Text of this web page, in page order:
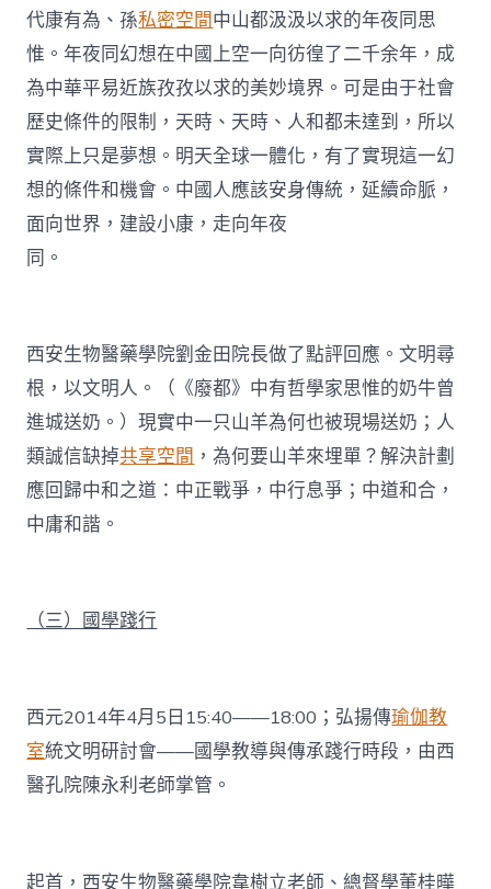
代康有為、孫私密空間中山都汲汲以求的年夜同思
惟。年夜同幻想在中國上空一向彷徨了二千余年，成
為中華平易近族孜孜以求的美妙境界。可是由于社會
歷史條件的限制，天時、天時、人和都未達到，所以
實際上只是夢想。明天全球一體化，有了實現這一幻
想的條件和機會。中國人應該安身傳統，延續命脈，
面向世界，建設小康，走向年夜
同。
西安生物醫藥學院劉金田院長做了點評回應。文明尋
根，以文明人。（《廢都》中有哲學家思惟的奶牛曾
進城送奶。）現實中一只山羊為何也被現場送奶；人
類誠信缺掉共享空間 ，為何要山羊來埋單？解決計劃
應回歸中和之道：中正戰爭，中行息爭；中道和合，
中庸和諧。
（三）國學踐行
西元2014年4月5日15:40——18:00；弘揚傳瑜伽教
室統文明研討會——國學教導與傳承踐行時段，由西
醫孔院陳永利老師掌管。
起首，西安生物醫藥學院韋樹立老師、總督學董桂曄